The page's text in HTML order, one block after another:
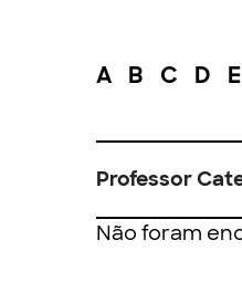
A B C D E
Professor
Não foram